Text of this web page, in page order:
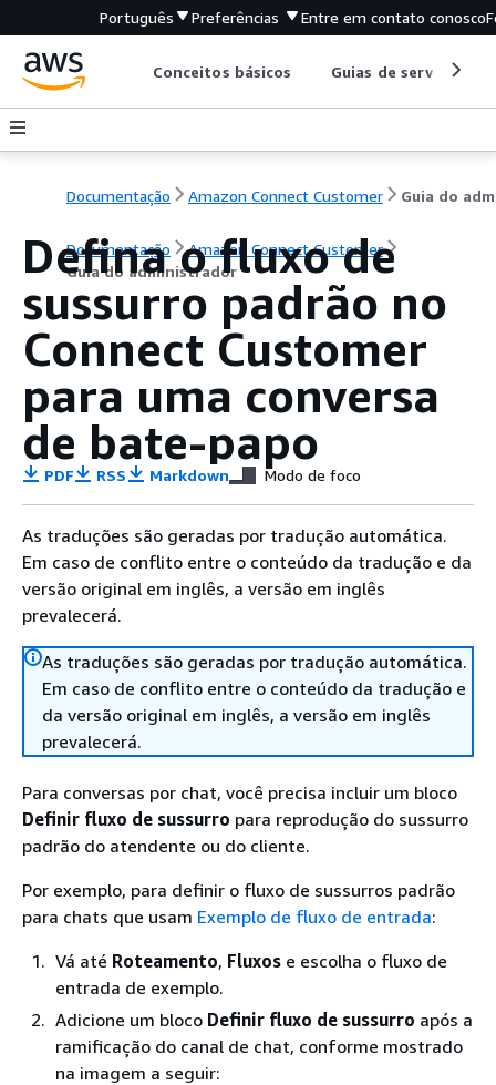
Português Preferências Entre em contato conosco
Conceitos básicos Guias de serviço
Documentação Amazon Connect Customer
Documentação
Amazon Connect Customer
Guia do administrador
Defina o fluxo de
sussurro padrão no
Connect Customer
para uma conversa
de bate-papo
PDF RSS Markdown Modo de foco
As traduções são geradas por tradução automática.
Em caso de conflito entre o conteúdo da tradução e da
versão original em inglês, a versão em inglês
prevalecerá.
As traduções são geradas por tradução automática.
Em caso de conflito entre o conteúdo da tradução e
da versão original em inglês, a versão em inglês
prevalecerá.
Para conversas por chat, você precisa incluir um bloco
Definir fluxo de sussurro para reprodução do sussurro
padrão do atendente ou do cliente.
Por exemplo, para definir o fluxo de sussurros padrão
para chats que usam Exemplo de fluxo de entrada:
Vá até Roteamento, Fluxos e escolha o fluxo de
entrada de exemplo.
Adicione um bloco Definir fluxo de sussurro após a
ramificação do canal de chat, conforme mostrado
na imagem a seguir: